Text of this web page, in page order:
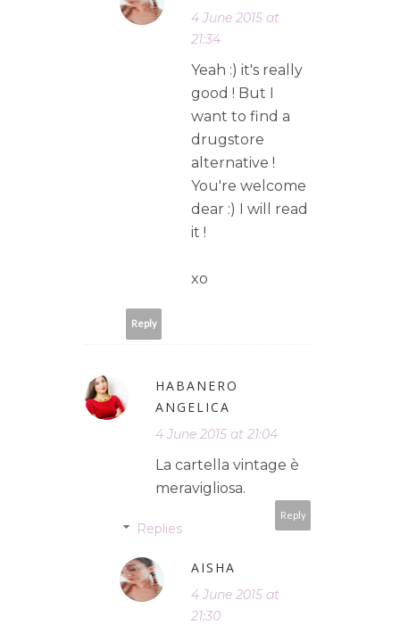
4 June 2015 at
21:34
Yeah :) it's really
good ! But I
want to find a
drugstore
alternative !
You're welcome
dear :) I will read
it !
xo
Reply
HABANERO
ANGELICA
4 June 2015 at 21:04
La cartella vintage è
meravigliosa.
Reply
Replies
AISHA
4 June 2015 at
21:30